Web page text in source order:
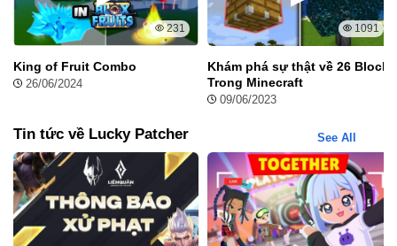
Bước 3: Mở Lucky Patcher Mod và bắt đầu tùy chỉnh ứng dụng.
231
King of Fruit Combo
26/06/2024
1091
Khám phá sự thật về 26 Block
Trong Minecraft
09/06/2023
Tin tức về Lucky Patcher See All